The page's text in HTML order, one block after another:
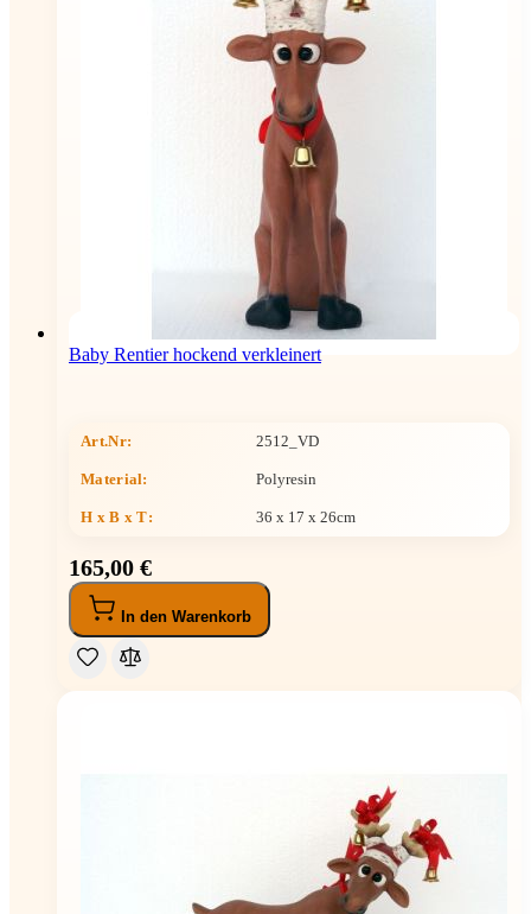
Baby Rentier hockend verkleinert
Art.Nr: 2512_VD
Material: Polyresin
H x B x T: 36 x 17 x 26cm
165,00 €
In den Warenkorb